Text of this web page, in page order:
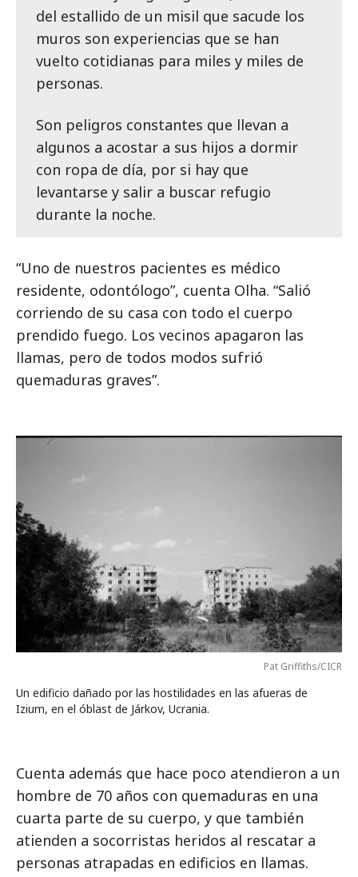
del estallido de un misil que sacude los
muros son experiencias que se han
vuelto cotidianas para miles y miles de
personas.
Son peligros constantes que llevan a
algunos a acostar a sus hijos a dormir
con ropa de día, por si hay que
levantarse y salir a buscar refugio
durante la noche.
“Uno de nuestros pacientes es médico
residente, odontólogo”, cuenta Olha. “Salió
corriendo de su casa con todo el cuerpo
prendido fuego. Los vecinos apagaron las
llamas, pero de todos modos sufrió
quemaduras graves”.
Pat Griffiths/CICR
Un edificio dañado por las hostilidades en las afueras de
Izium, en el óblast de Járkov, Ucrania.
Cuenta además que hace poco atendieron a un
hombre de 70 años con quemaduras en una
cuarta parte de su cuerpo, y que también
atienden a socorristas heridos al rescatar a
personas atrapadas en edificios en llamas.